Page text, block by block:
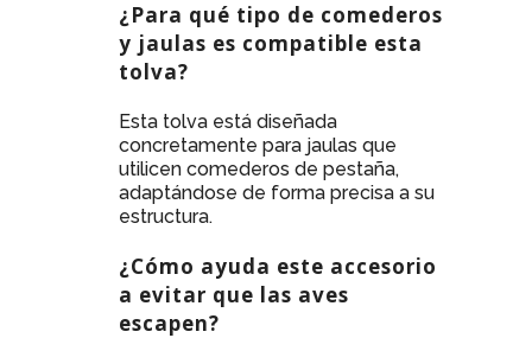
¿Para qué tipo de comederos
y jaulas es compatible esta
tolva?
Esta tolva está diseñada
concretamente para jaulas que
utilicen comederos de pestaña,
adaptándose de forma precisa a su
estructura.
¿Cómo ayuda este accesorio
a evitar que las aves
escapen?